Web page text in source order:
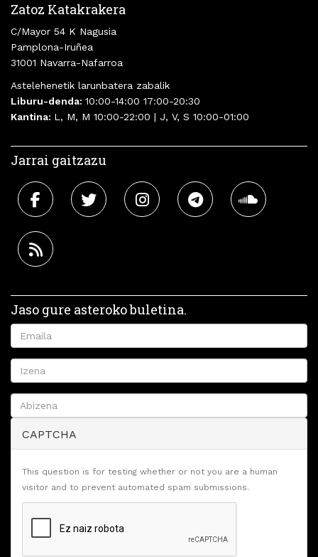
Zatoz Katakrakera
C/Mayor 54 K Nagusia
Pamplona-Iruñea
31001 Navarra-Nafarroa
Astelehenetik larunbatera zabalik
Liburu-denda: 10:00-14:00 17:00-20:30
Kantina: L, M, M 10:00-22:00 | J, V, S 10:00-01:00
Jarrai gaitzazu
Jaso gure asteroko buletina.
CAPTCHA
This question is for testing whether or not you are a human
visitor and to prevent automated spam submissions.